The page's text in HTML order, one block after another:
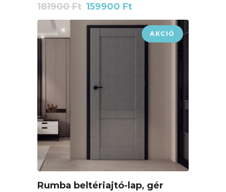
181900Ft Original
price
159900 Ft
price
159900 Ft.
AKCIÓ
Rumba beltériajtó-lap, gér